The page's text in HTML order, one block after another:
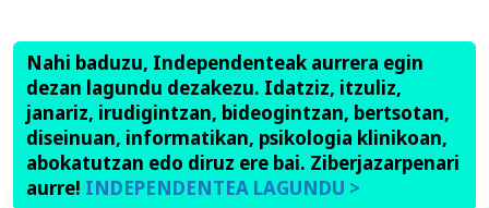
Nahi baduzu, Independenteak aurrera egin
dezan lagundu dezakezu. Idatziz, itzuliz,
janariz, irudigintzan, bideogintzan, bertsotan,
diseinuan, informatikan, psikologia klinikoan,
abokatutzan edo diruz ere bai. Ziberjazarpenari
aurre! INDEPENDENTEA LAGUNDU >